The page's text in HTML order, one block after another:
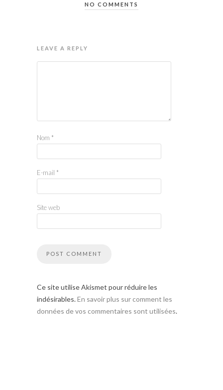
NO COMMENTS
LEAVE A REPLY
Nom *
E-mail *
Site web
Ce site utilise Akismet pour réduire les
indésirables.En savoir plus sur comment les
données de vos commentaires sont utilisées.